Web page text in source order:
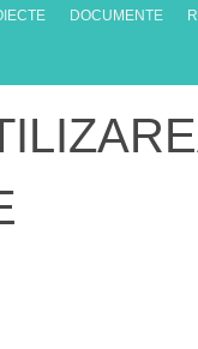
DOCUMENTE